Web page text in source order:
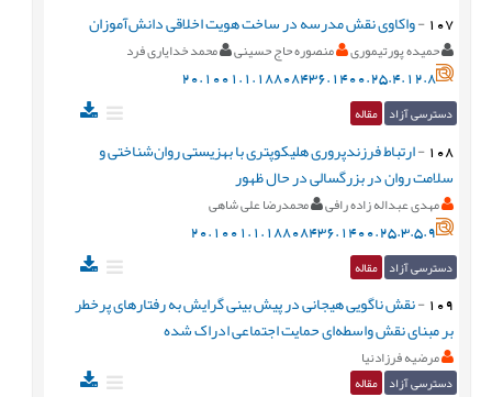
107
-واکاوی نقش مدرسه در ساخت هویت اخلاقی دانش‌آموزان
حمیده پورتیموری منصوره حاج حسینی محمد خدایاری فرد
20.1001.1.18808436.1400.25.4.12.8
دسترسی آزاد مقاله
108
-ارتباط فرزندپروری هلیکوپتری با بهزیستی روان‌شناختی و
سلامت روان در بزرگسالی در حال ظهور
مهدی عبداله زاده رافی محمدرضا علی شاهی
20.1001.1.18808436.1400.25.3.5.9
دسترسی آزاد مقاله
109
-نقش ناگویی هیجانی در پیش بینی گرایش به رفتارهای پرخطر
بر مبنای نقش واسطه‌ای حمایت اجتماعی ادراک شده
مرضیه فرزادنیا
دسترسی آزاد مقاله